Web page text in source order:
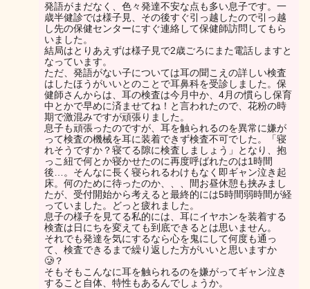
発語がまだなく、色々発達不安な点も多い息子です。一
歳半健診では様子見、その後すぐ引っ越したので引っ越
し先の保健センターにすぐ連絡して保健師訪問してもら
いました。
結局はとりあえずは様子見で2歳ごろにまた電話しますと
なっています。
ただ、発語がない子については耳の聞こえの詳しい検査
はしたほうがいいとのことで耳鼻科を受診しました。保
健師さんからは、耳の検査は今月中か、4月の慣らし保育
中とかで早めに済ませてね！と言われたので、花粉の時
期で激混みですが頑張りました。
息子も頑張ったのですが、耳を触られるのを異常に嫌が
って検査の機械を耳に装着できず検査不可でした。「寝
れそうですか？寝てる隙に検査しましょう」となり、抱
っこ紐で何とか寝かせたのに再度呼ばれたのは1時間
後…。そんなに長く寝られるわけもなく即ギャン泣き起
床。何のために待ったのか、、、間お昼休憩も挟みまし
たが、受付開始から考えると最終的には5時間弱時間が経
っていました。どっと疲れました。
息子の様子を見てる私的には、耳にイヤホンを装着する
検査は日にちを変えても到底できるとは思いません。
それでも発達を気にするなら心を鬼にして何度も通っ
て、検査できるまで繰り返した方がいいと思いますか
🥲？
そもそもこんなに耳を触られるのを嫌がってギャン泣き
すること自体、特性もあるんでしょうか。